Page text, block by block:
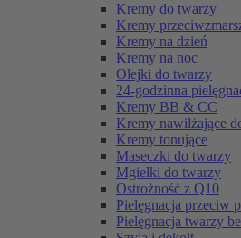
Kremy do twarzy
Kremy
Kremy na dzień
Kremy na noc
Olejki do twarzy
24-godzinna
Kremy BB & CC
Kremy nawilżające
Kremy tonujące
Maseczki do twarzy
Mgiełki do twarzy
Ostrożność z Q10
Pielęgnacja przeciw
Pielęgnacja twarzy